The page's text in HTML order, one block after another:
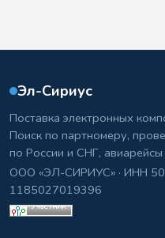
Эл-Сириус
Поставка электронных
Поиск по партномеру,
по России и СНГ,
ООО «ЭЛ-СИРИУС» · ИНН
1185027019396